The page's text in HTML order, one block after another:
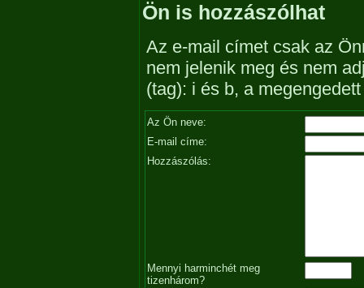
Ön is hozzászólhat
Az e-mail címet csak az
nem jelenik meg és nem
(tag): i és b, a
Az Ön neve:
E-mail címe:
Hozzászólás:
Mennyi harminchét meg
tizenhárom?